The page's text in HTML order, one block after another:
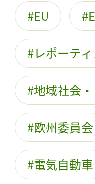
EU
レポーテ
地域社会
欧州委員会
電気自動車